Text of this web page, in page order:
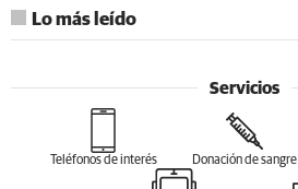
Lo más leído
Servicios
Teléfonos de interés Donación de sangre